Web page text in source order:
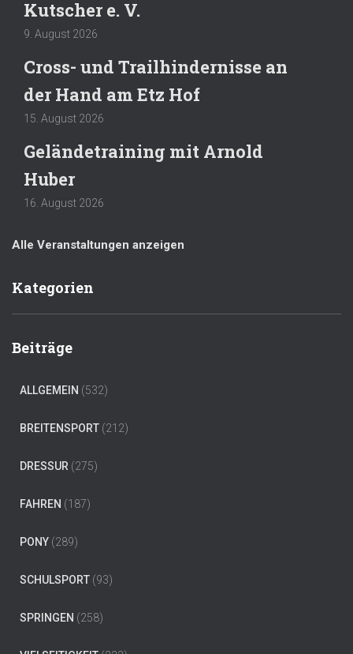
Kutscher e. V.
9. August 2026
Cross- und Trailhindernisse an
der Hand am Etz Hof
15. August 2026
Geländetraining mit Arnold
Huber
16. August 2026
Alle Veranstaltungen anzeigen
Kategorien
Beiträge
ALLGEMEIN (532)
BREITENSPORT (212)
DRESSUR (275)
FAHREN (187)
PONY (289)
SCHULSPORT (93)
SPRINGEN (258)